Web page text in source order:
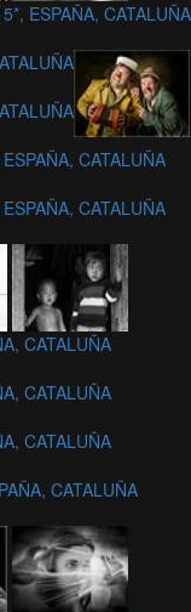
ESPAÑA, CATALUÑA
CATALUÑA
CATALUÑA
CATALUÑA
CATALUÑA
CATALUÑA
CATALUÑA